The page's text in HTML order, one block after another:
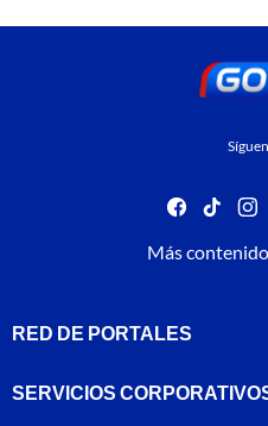
facebook
tiktok
Más
RED DE PORTALES
SERVICIOS